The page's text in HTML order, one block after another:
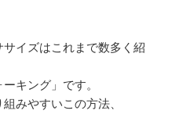
イズはこれまで数多く紹
キング」です。
みやすいこの方法、